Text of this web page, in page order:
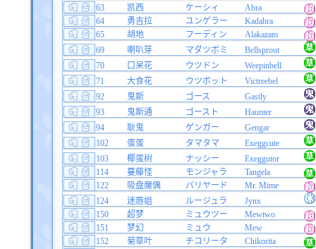
63
凯西 ケーシィ
Abra
64
勇吉拉 ユンゲラー
Kadabra
65
胡地 フーディン
Alakazam
69
喇叭芽 マダツボミ
Bellsprout
70
口呆花 ウツドン
Weepinbell
71
大食花 ウツボット
Victreebel
92
鬼斯 ゴース
Gastly
93
鬼斯通 ゴースト
Haunter
94
耿鬼 ゲンガー
Gengar
102
蛋蛋 タマタマ
Exeggcute
103
椰蛋树 ナッシー
Exeggutor
114
蔓藤怪 モンジャラ
Tangela
122
吸盘魔偶 バリヤード
Mr. Mime
124
迷唇姐 ルージュラ
Jynx
150
超梦 ミュウツー
Mewtwo
151
梦幻 ミュウ
Mew
152
菊草叶 チコリータ
Chikorita